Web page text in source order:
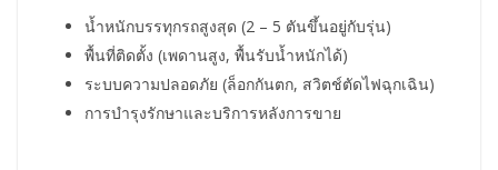
น้ำหนักบรรทุกรถสูงสุด (2 – 5 ตันขึ้นอยู่กับรุ่น)
พื้นที่ติดตั้ง (เพดานสูง, พื้นรับน้ำหนักได้)
ระบบความปลอดภัย (ล็อกกันตก, สวิตช์ตัดไฟฉุกเฉิน)
การบำรุงรักษาและบริการหลังการขาย